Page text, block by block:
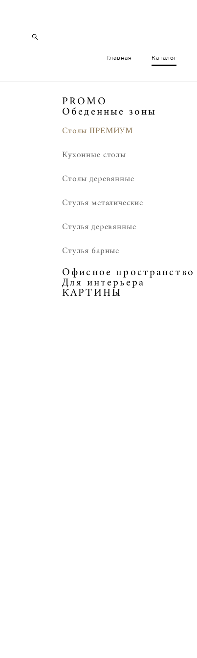
Главная Каталог
PROMO
Обеденные зоны
Столы ПРЕМИУМ
Кухонные столы
Столы деревянные
Стулья металические
Стулья деревянные
Стулья барные
Офисное пространство
Для интерьера
КАРТИНЫ